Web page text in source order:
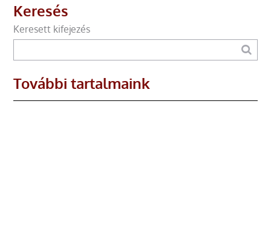
Keresés
Keresett kifejezés
További tartalmaink